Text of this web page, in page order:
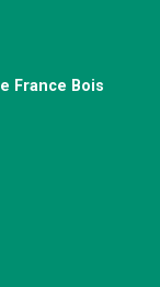
France Bois